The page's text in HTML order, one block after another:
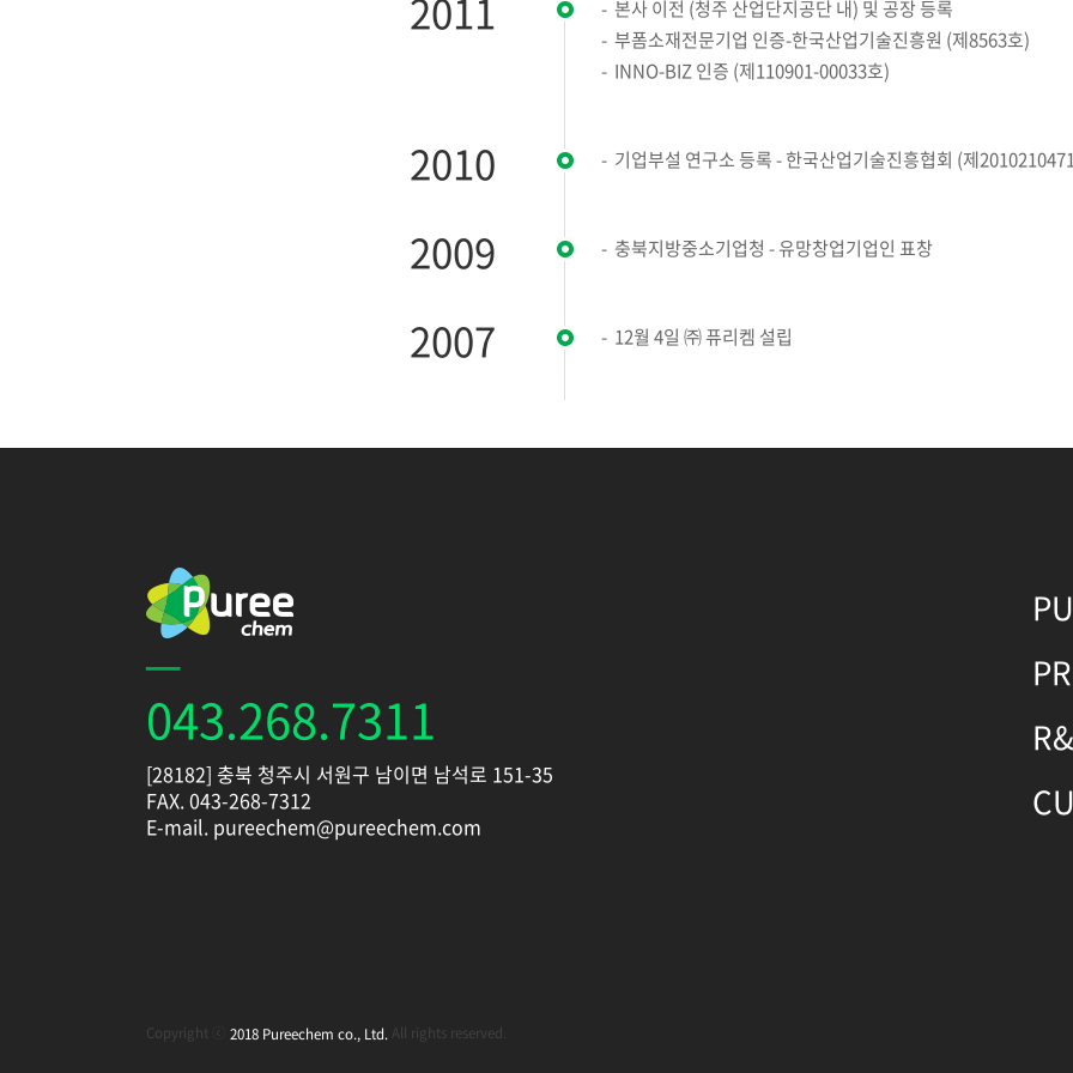
2011
본사 이전 (청주 산업단지공단 내) 및 공장 등록
부폼소재전문기업 인증-한국산업기술진흥원 (제8563호)
INNO-BIZ 인증 (제110901-00033호)
2010 기업부설 연구소 등록 - 한국산업기술진흥협회 (제
2009 충북지방중소기업청 - 유망창업기업인 표창
2007 12월 4일 ㈜ 퓨리켐 설립
043.268.7311
[28182] 충북 청주시 서원구 남이면 남석로 151-35
FAX. 043-268-7312
E-mail. pureechem@pureechem.com
Copyright ⓒ 2018 Pureechem co., Ltd. All rights reserved.